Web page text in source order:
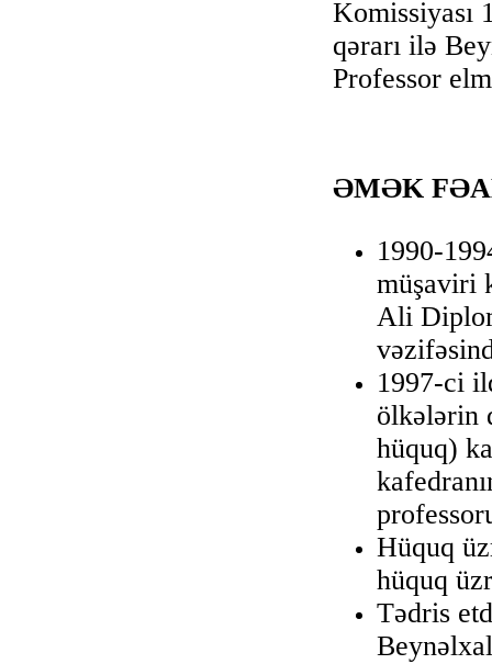
qərarı ilə
Professor
ƏMƏK
1990-
müşaviri
Ali
1997-ci
ölkələrin
hüquq)
Hüquq
hüquq
Tədris